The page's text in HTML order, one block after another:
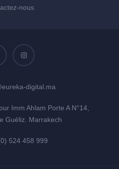
nous
digital.ma
Imm Ahlam Porte A N°14,
Guéliz. Marrakech
524 458 999